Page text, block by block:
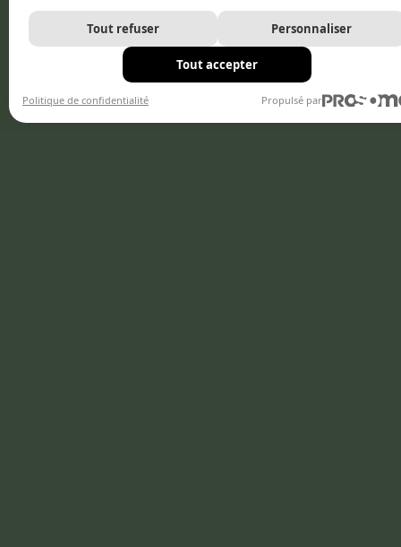
que l’Outaouais a de meilleur à
Tout refuser Personnaliser
Tout accepter
Politique de confidentialité Propulsé par